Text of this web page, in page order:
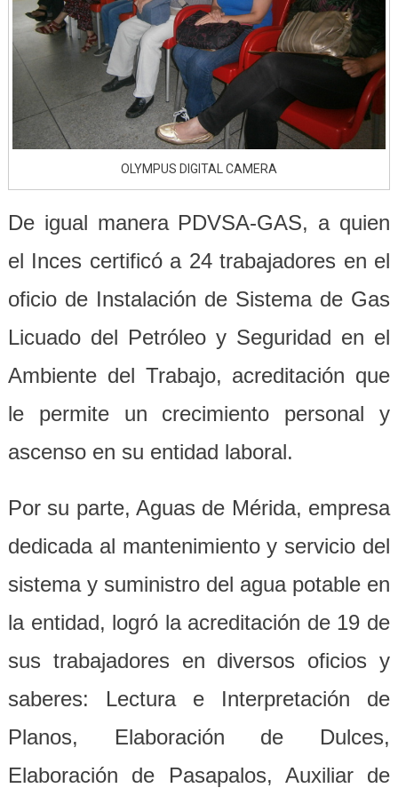
OLYMPUS DIGITAL CAMERA
De igual manera PDVSA-GAS, a quien
el Inces certificó a 24 trabajadores en el
oficio de Instalación de Sistema de Gas
Licuado del Petróleo y Seguridad en el
Ambiente del Trabajo, acreditación que
le permite un crecimiento personal y
ascenso en su entidad laboral.
Por su parte, Aguas de Mérida, empresa
dedicada al mantenimiento y servicio del
sistema y suministro del agua potable en
la entidad, logró la acreditación de 19 de
sus trabajadores en diversos oficios y
saberes: Lectura e Interpretación de
Planos, Elaboración de Dulces,
Elaboración de Pasapalos, Auxiliar de